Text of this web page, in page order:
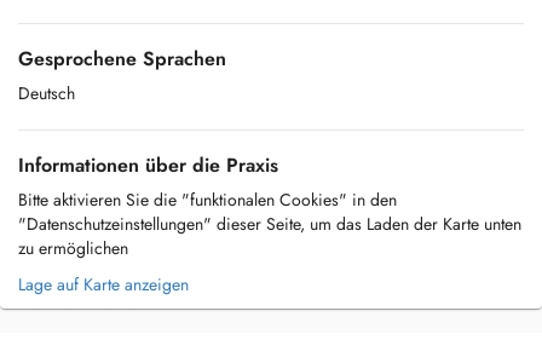
Gesprochene Sprachen
Deutsch
Informationen über die Praxis
Bitte aktivieren Sie die "funktionalen Cookies" in den
"Datenschutzeinstellungen" dieser Seite, um das Laden der Karte unten
zu ermöglichen
Lage auf Karte anzeigen